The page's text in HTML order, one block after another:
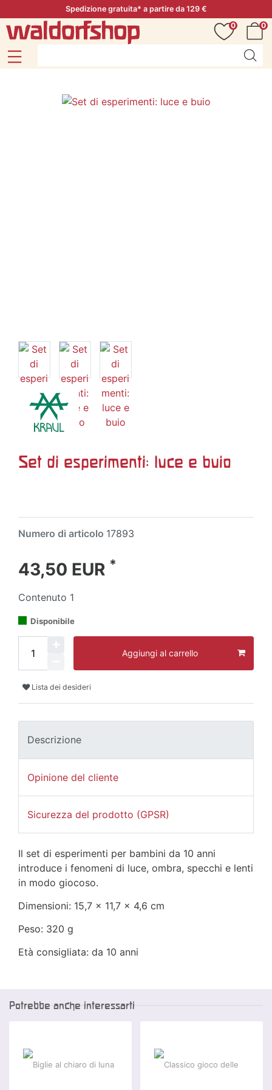
Spedizione gratuita* a partire da 129 €
0
0
Set di esperimenti: luce e buio
Numero di articolo 17893
43,50 EUR *
Contenuto 1
Disponibile
Aggiungi al carrello
Lista dei desideri
Descrizione
Opinione del cliente
Sicurezza del prodotto (GPSR)
Il set di esperimenti per bambini da 10 anni
introduce i fenomeni di luce, ombra, specchi e lenti
in modo giocoso.
Dimensioni: 15,7 x 11,7 x 4,6 cm
Peso: 320 g
Età consigliata: da 10 anni
Potrebbe anche interessarti